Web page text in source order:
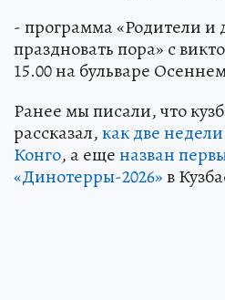
- программа «Родители и
праздновать пора» с
15.00 на бульваре
Ранее мы писали, что
рассказал,как две
Конго, а ещеназван
«Динотерры-2026»в